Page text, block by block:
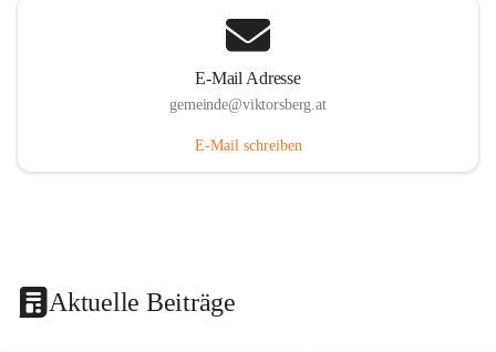
E-Mail Adresse
gemeinde@viktorsberg.at
E-Mail schreiben
Aktuelle Beiträge